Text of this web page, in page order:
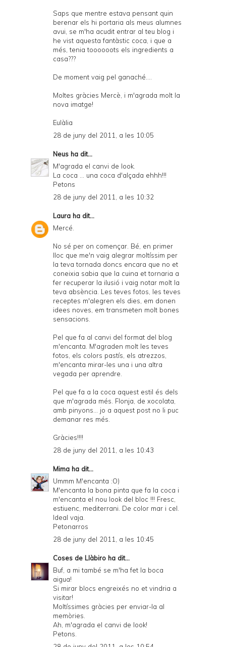
Saps que mentre estava pensant quin
berenar els hi portaria als meus alumnes
avui, se m'ha acudit entrar al teu blog i
he vist aquesta fantàstic coca, i que a
més, tenia toooooots els ingredients a
casa???
De moment vaig pel ganaché....
Moltes gràcies Mercè, i m'agrada molt la
nova imatge!
Eulàlia
28 de juny del 2011, a les 10:05
Neus ha dit...
M'agrada el canvi de look.
La coca ... una coca d'alçada ehhh!!!
Petons
28 de juny del 2011, a les 10:32
Laura ha dit...
Mercé.
No sé per on començar. Bé, en primer
lloc que me'n vaig alegrar moltíssim per
la teva tornada doncs encara que no et
coneixia sabia que la cuina et tornaria a
fer recuperar la ilusió i vaig notar molt la
teva absència. Les teves fotos, les teves
receptes m'alegren els dies, em donen
idees noves, em transmeten molt bones
sensacions.
Pel que fa al canvi del format del blog
m'encanta. M'agraden molt les teves
fotos, els colors pastís, els atrezzos,
m'encanta mirar-les una i una altra
vegada per aprendre.
Pel que fa a la coca aquest estil és dels
que m'agrada més. Flonja, de xocolata,
amb pinyons... jo a aquest post no li puc
demanar res més.
Gràcies!!!!
28 de juny del 2011, a les 10:43
Mima ha dit...
Ummm M'encanta :O)
M'encanta la bona pinta que fa la coca i
m'encanta el nou look del bloc !!! Fresc,
estiuenc, mediterrani. De color mar i cel.
Ideal vaja.
Petonarros
28 de juny del 2011, a les 10:45
Coses de Llàbiro ha dit...
Buf, a mi també se m'ha fet la boca
aigua!
Si mirar blocs engreixés no et vindria a
visitar!
Moltíssimes gràcies per enviar-la al
memòries.
Ah, m'agrada el canvi de look!
Petons.